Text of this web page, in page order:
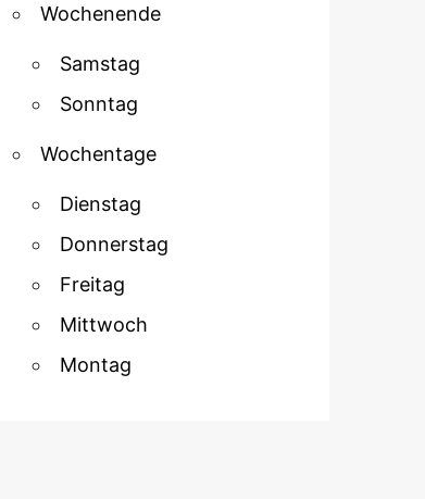
Wochenende
Samstag
Sonntag
Wochentage
Dienstag
Donnerstag
Freitag
Mittwoch
Montag